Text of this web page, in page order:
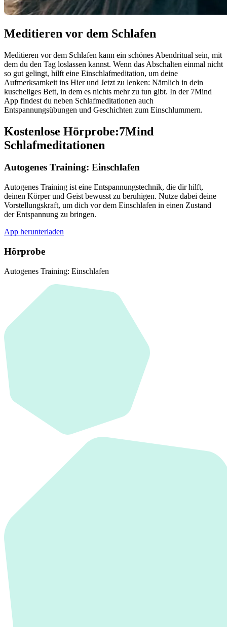
Meditieren vor dem Schlafen
Meditieren vor dem Schlafen kann ein schönes Abendritual sein, mit
dem du den Tag loslassen kannst. Wenn das Abschalten einmal nicht
so gut gelingt, hilft eine Einschlafmeditation, um deine
Aufmerksamkeit ins Hier und Jetzt zu lenken: Nämlich in dein
kuscheliges Bett, in dem es nichts mehr zu tun gibt. In der 7Mind
App findest du neben Schlafmeditationen auch
Entspannungsübungen und Geschichten zum Einschlummern.
Kostenlose Hörprobe:7Mind
Schlafmeditationen
Autogenes Training: Einschlafen
Autogenes Training ist eine Entspannungstechnik, die dir hilft,
deinen Körper und Geist bewusst zu beruhigen. Nutze dabei deine
Vorstellungskraft, um dich vor dem Einschlafen in einen Zustand
der Entspannung zu bringen.
App herunterladen
Hörprobe
Autogenes Training: Einschlafen